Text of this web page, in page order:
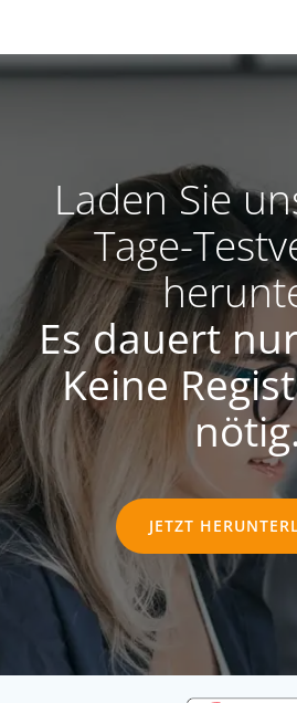
Laden Sie
Tage-
Es dauert
Keine
JETZT